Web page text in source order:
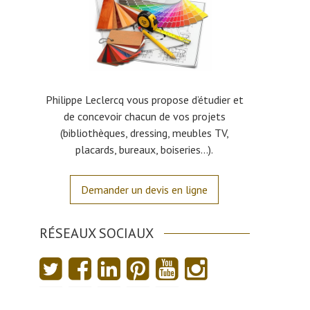
Philippe Leclercq vous propose d’étudier et
de concevoir chacun de vos projets
(bibliothèques, dressing, meubles TV,
placards, bureaux, boiseries…).
Demander un devis en ligne
RÉSEAUX SOCIAUX